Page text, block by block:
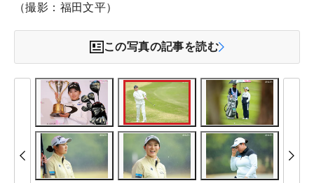
（撮影：福田文平）
この写真の記事を読む